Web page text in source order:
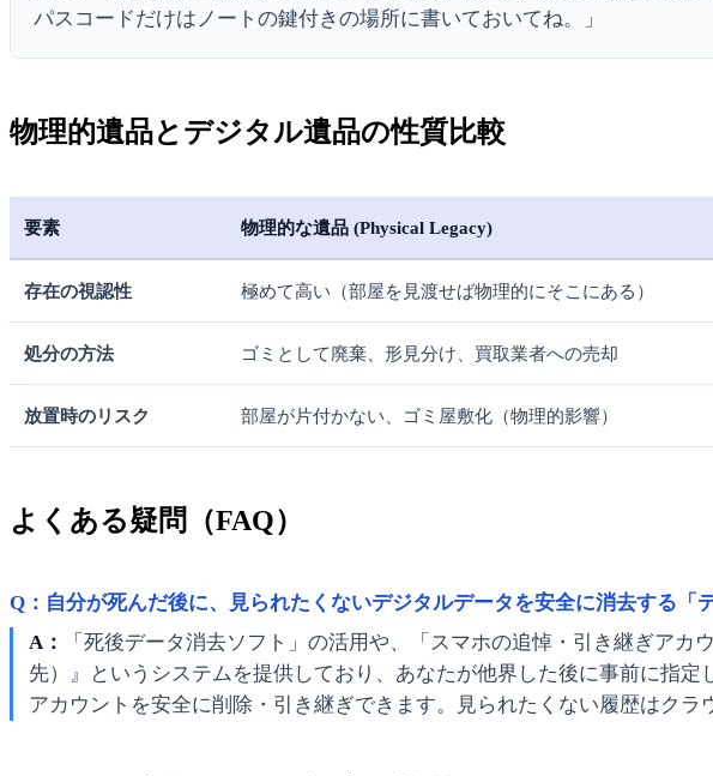
パスコードだけはノートの鍵付きの場所に書いておいてね。」
物理的遺品とデジタル遺品の性質比較
要素 物理的な遺品 (Physical Legacy)
存在の視認性 極めて高い（部屋を見渡せば物理的にそこにある）
処分の方法 ゴミとして廃棄、形見分け、買取業者への売却
放置時のリスク 部屋が片付かない、ゴミ屋敷化（物理的影響）
よくある疑問（FAQ）
Q：自分が死んだ後に、見られたくないデジタルデータを安全に消去する「
A：
「死後データ消去ソフト」の活用や、「スマホの追悼・引き継ぎア
先）』というシステムを提供しており、あなたが他界した後に事前に指
アカウントを安全に削除・引き継ぎできます。見られたくない履歴はク